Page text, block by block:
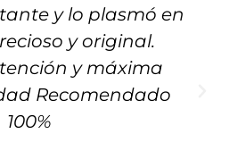
y lo plasmó en
y original.
y máxima
Recomendado
100%